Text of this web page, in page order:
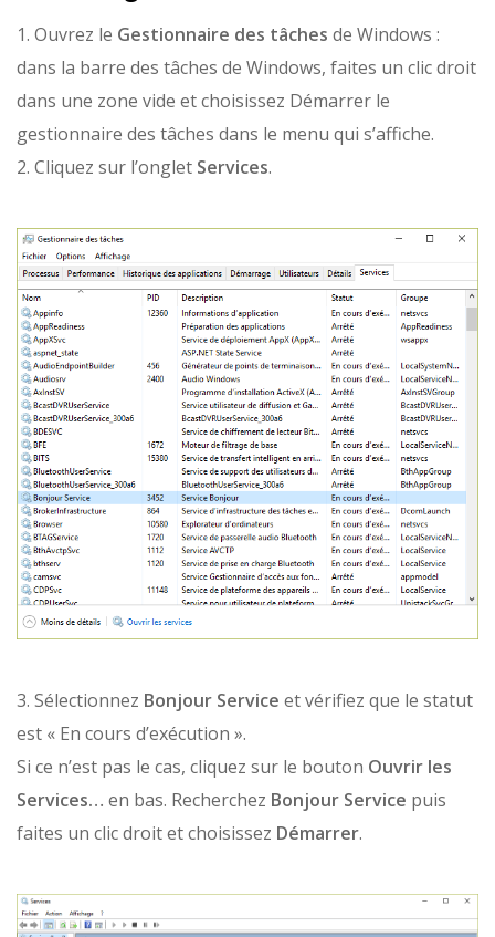
1. Ouvrez le Gestionnaire des tâches de Windows :
dans la barre des tâches de Windows, faites un clic droit
dans une zone vide et choisissez Démarrer le
gestionnaire des tâches dans le menu qui s’affiche.
2. Cliquez sur l’onglet Services.
3. Sélectionnez Bonjour Service et vérifiez que le statut
est « En cours d’exécution ».
Si ce n’est pas le cas, cliquez sur le bouton Ouvrir les
Services… en bas. Recherchez Bonjour Service puis
faites un clic droit et choisissez Démarrer.